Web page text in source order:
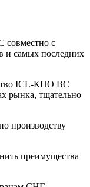
совместно с
и самых последних
ICL-КПО ВС
рынка, тщательно
производству
преимущества